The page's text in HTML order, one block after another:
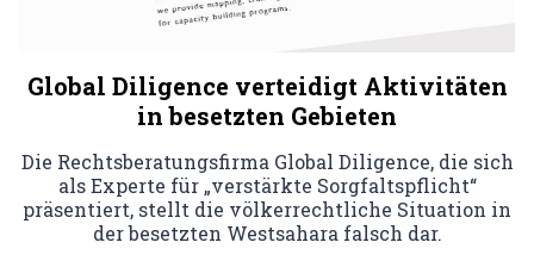
Global Diligence verteidigt Aktivitäten
in besetzten Gebieten
Die Rechtsberatungsfirma Global Diligence, die sich
als Experte für „verstärkte Sorgfaltspflicht“
präsentiert, stellt die völkerrechtliche Situation in
der besetzten Westsahara falsch dar.